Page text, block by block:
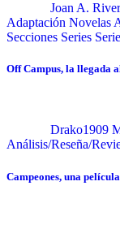
Joan A.
Adaptación Novelas
Secciones Series
Off Campus, la llegada
Drako1909
Análisis/Reseña/
Campeones, una